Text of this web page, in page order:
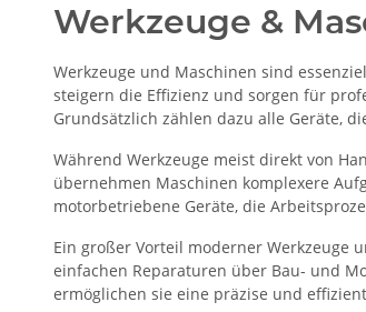
Werkzeuge &
Werkzeuge und Maschinen sind
steigern die Effizienz und sorgen für
Grundsätzlich zählen dazu alle Geräte,
Während Werkzeuge meist direkt von
übernehmen Maschinen komplexere
motorbetriebene Geräte, die
Ein großer Vorteil moderner Werkzeuge
einfachen Reparaturen über Bau- und
ermöglichen sie eine präzise und